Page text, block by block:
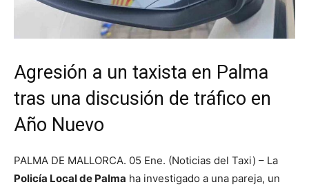
Agresión a un taxista en Palma
tras una discusión de tráfico en
Año Nuevo
PALMA DE MALLORCA. 05 Ene. (Noticias del Taxi) – La
Policía Local de Palma ha investigado a una pareja, un